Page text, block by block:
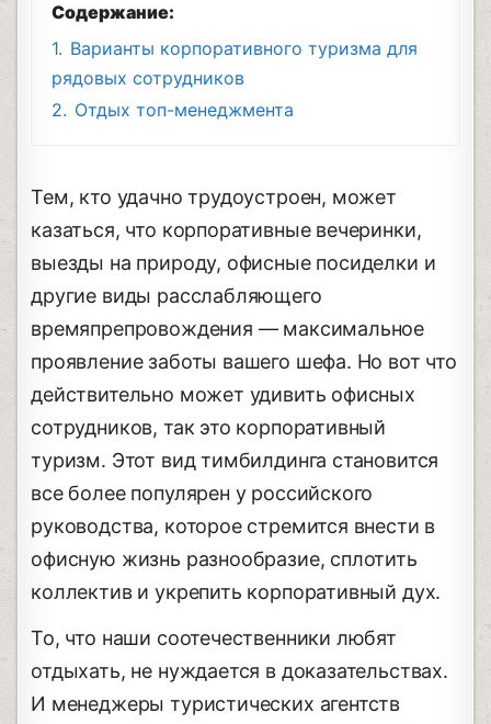
Содержание:
1. Варианты корпоративного туризма для
рядовых сотрудников
2. Отдых топ-менеджмента
Тем, кто удачно трудоустроен, может
казаться, что корпоративные вечеринки,
выезды на природу, офисные посиделки и
другие виды расслабляющего
времяпрепровождения ― максимальное
проявление заботы вашего шефа. Но вот что
действительно может удивить офисных
сотрудников, так это корпоративный
туризм. Этот вид тимбилдинга становится
все более популярен у российского
руководства, которое стремится внести в
офисную жизнь разнообразие, сплотить
коллектив и укрепить корпоративный дух.
То, что наши соотечественники любят
отдыхать, не нуждается в доказательствах.
И менеджеры туристических агентств